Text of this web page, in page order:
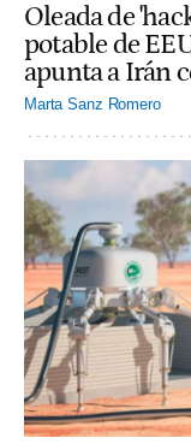
Oleada de
potable de
apunta a Irán
Marta Sanz Romero